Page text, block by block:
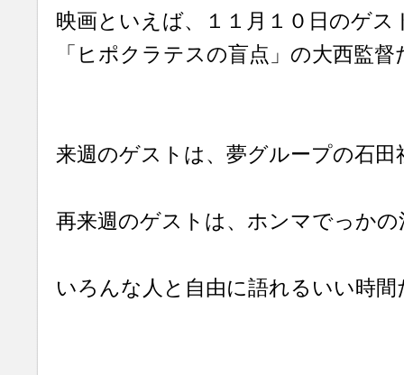
映画といえば、１１月１０日のゲス
「ヒポクラテスの盲点」の大西監督
来週のゲストは、夢グループの石田
再来週のゲストは、ホンマでっかの
いろんな人と自由に語れるいい時間